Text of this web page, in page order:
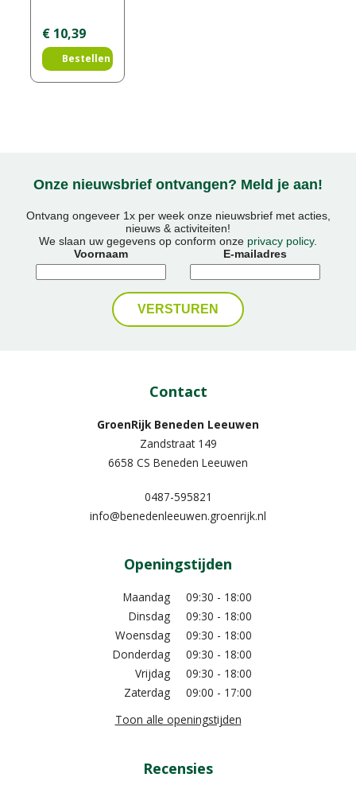
€ 10,39
Bestellen
Onze nieuwsbrief ontvangen? Meld je aan!
Ontvang ongeveer 1x per week onze nieuwsbrief met acties,
nieuws & activiteiten!
We slaan uw gegevens op conform onze privacy policy.
Voornaam
E-mailadres
Contact
GroenRijk Beneden Leeuwen​
Zandstraat 149
6658 CS Beneden Leeuwen
0487-595821
info@benedenleeuwen.groenrijk.nl
Openingstijden
Maandag
09:30 - 18:00
Dinsdag
09:30 - 18:00
Woensdag
09:30 - 18:00
Donderdag
09:30 - 18:00
Vrijdag
09:30 - 18:00
Zaterdag
09:00 - 17:00
Toon alle openingstijden
Recensies